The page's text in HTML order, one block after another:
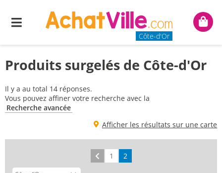
Menu
Côte-d'Or
Mon
Produits surgelés de Côte-d'Or
Il y a au total 14 réponses.
Vous pouvez affiner votre recherche avec la
Recherche avancée
Afficher les résultats sur une carte
Précédent
1 2